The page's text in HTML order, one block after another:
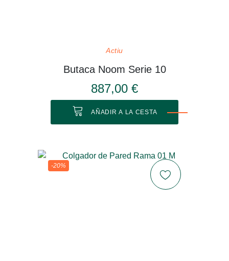
Actiu
Butaca Noom Serie 10
887,00 €
AÑADIR A LA CESTA
-20%